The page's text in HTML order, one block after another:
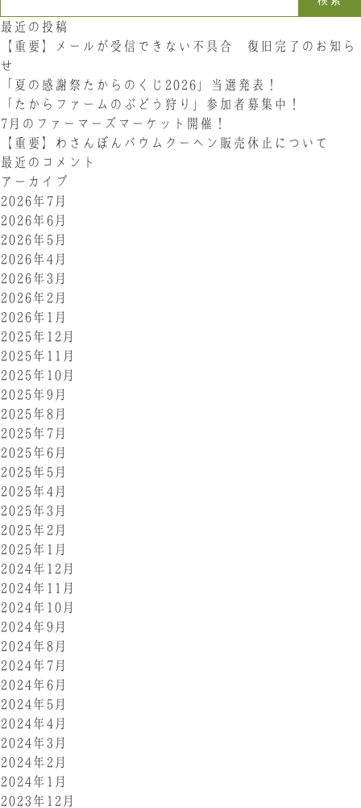
最近の投稿
【重要】メールが受信できない不具合 復旧完了のお知ら
せ
「夏の感謝祭たからのくじ2026」当選発表！
「たからファームのぶどう狩り」参加者募集中！
7月のファーマーズマーケット開催！
【重要】わさんぼんバウムクーヘン販売休止について
最近のコメント
アーカイブ
2026年7月
2026年6月
2026年5月
2026年4月
2026年3月
2026年2月
2026年1月
2025年12月
2025年11月
2025年10月
2025年9月
2025年8月
2025年7月
2025年6月
2025年5月
2025年4月
2025年3月
2025年2月
2025年1月
2024年12月
2024年11月
2024年10月
2024年9月
2024年8月
2024年7月
2024年6月
2024年5月
2024年4月
2024年3月
2024年2月
2024年1月
2023年12月